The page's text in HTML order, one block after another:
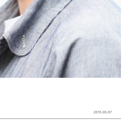
2015.05.07